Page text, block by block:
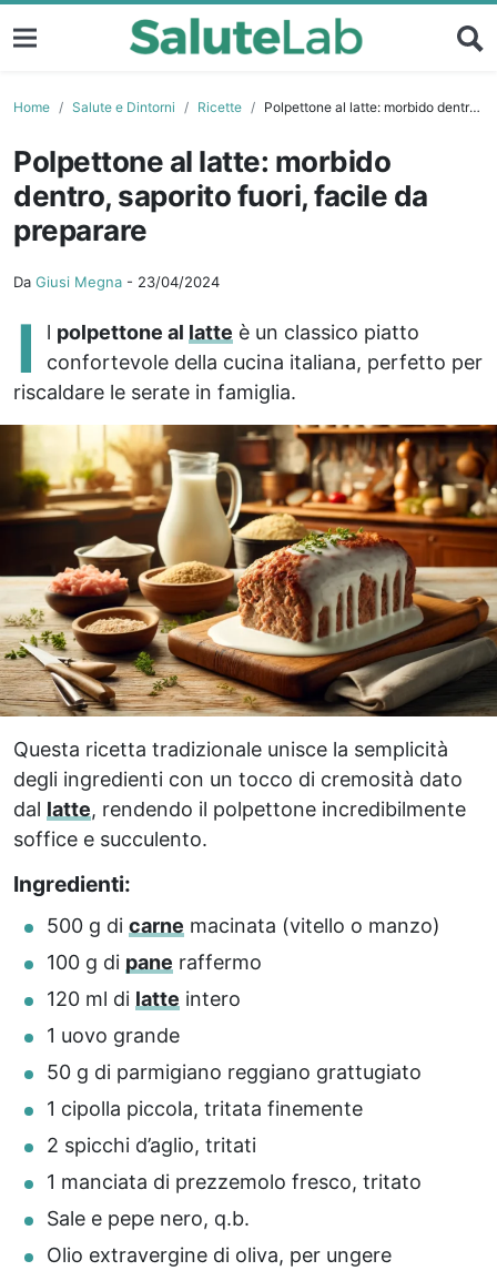
Home Salute e Dintorni Ricette Polpettone al latte: morbido dentro, saporito fuori, facile da preparare
Polpettone al latte: morbido
dentro, saporito fuori, facile da
preparare
Da Giusi Megna - 23/04/2024
I l polpettone al latte è un classico piatto
confortevole della cucina italiana, perfetto per
riscaldare le serate in famiglia.
Questa ricetta tradizionale unisce la semplicità
degli ingredienti con un tocco di cremosità dato
dal latte, rendendo il polpettone incredibilmente
soffice e succulento.
Ingredienti:
500 g di carne macinata (vitello o manzo)
100 g di pane raffermo
120 ml di latte intero
1 uovo grande
50 g di parmigiano reggiano grattugiato
1 cipolla piccola, tritata finemente
2 spicchi d’aglio, tritati
1 manciata di prezzemolo fresco, tritato
Sale e pepe nero, q.b.
Olio extravergine di oliva, per ungere